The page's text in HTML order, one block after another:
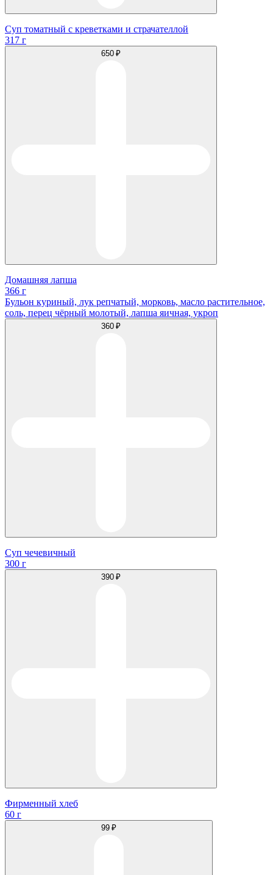
Суп томатный с креветками и страчателлой
317 г
650 ₽
Домашняя лапша
366 г
Бульон куриный, лук репчатый, морковь, масло растительное,
соль, перец чёрный молотый, лапша яичная, укроп
360 ₽
Суп чечевичный
300 г
390 ₽
Фирменный хлеб
60 г
99 ₽